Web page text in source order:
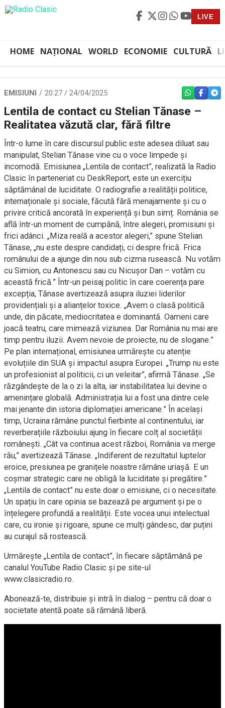
LIVE
HOME NAȚIONAL WORLD ECONOMIE CULTURĂ
EMISIUNI 20:27 / 24/04/2025 WHATSAPP
Lentila de contact cu Stelian Tănase –
Realitatea văzută clar, fără filtre
Într-o lume în care discursul public este adesea diluat sau
manipulat, Stelian Tănase vine cu o voce limpede și
incomodă. Emisiunea „Lentila de contact”, realizată la Radio
Clasic în parteneriat cu DeskReport, este un exercițiu
săptămânal de luciditate. O radiografie a realității politice,
internaționale și sociale, făcută fără menajamente și cu o
privire critică ancorată în experiență și bun simț. România se
află într-un moment de cumpănă, între alegeri, promisiuni și
frici adânci. „Miza reală a acestor alegeri,” spune Stelian
Tănase, „nu este despre candidați, ci despre frică. Frica
românului de a ajunge din nou sub cizma rusească. Nu votăm
cu Simion, cu Antonescu sau cu Nicușor Dan – votăm cu
această frică.” Într-un peisaj politic în care coerența pare
excepția, Tănase avertizează asupra iluziei liderilor
providențiali și a alianțelor toxice. „Avem o clasă politică
unde, din păcate, mediocritatea e dominantă. Oameni care
joacă teatru, care mimează viziunea. Dar România nu mai are
timp pentru iluzii. Avem nevoie de proiecte, nu de slogane.”
Pe plan internațional, emisiunea urmărește cu atenție
evoluțiile din SUA și impactul asupra Europei. „Trump nu este
un profesionist al politicii, ci un veleitar”, afirmă Tănase. „Se
răzgândește de la o zi la alta, iar instabilitatea lui devine o
amenințare globală. Administrația lui a fost una dintre cele
mai jenante din istoria diplomației americane.” În același
timp, Ucraina rămâne punctul fierbinte al continentului, iar
reverberațiile războiului ajung în fiecare colț al societății
românești. „Cât va continua acest război, România va merge
rău,” avertizează Tănase. „Indiferent de rezultatul luptelor
eroice, presiunea pe granițele noastre rămâne uriașă. E un
coșmar strategic care ne obligă la luciditate și pregătire.”
„Lentila de contact” nu este doar o emisiune, ci o necesitate.
Un spațiu în care opinia se bazează pe argument și pe o
înțelegere profundă a realității. Este vocea unui intelectual
care, cu ironie și rigoare, spune ce mulți gândesc, dar puțini
au curajul să rostească.
Urmărește „Lentila de contact”, în fiecare săptămână pe
canalul YouTube Radio Clasic și pe site-ul
www.clasicradio.ro.
Abonează-te, distribuie și intră în dialog – pentru că doar o
societate atentă poate să rămână liberă.